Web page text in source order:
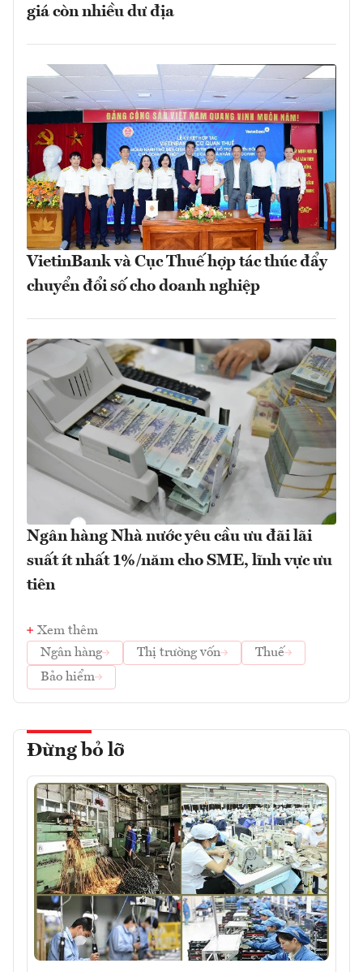
giá còn nhiều dư địa
VietinBank và Cục Thuế hợp tác thúc đẩy
chuyển đổi số cho doanh nghiệp
Ngân hàng Nhà nước yêu cầu ưu đãi lãi
suất ít nhất 1%/năm cho SME, lĩnh vực ưu
tiên
Xem thêm
Ngân hàng
Thị trường vốn
Thuế
Bảo hiểm
Đừng bỏ lỡ